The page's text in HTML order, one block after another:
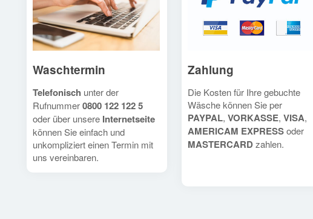
Waschtermin
Telefonisch unter der
Rufnummer0800 122 122 5
oder über unsere Internetseite
können Sie einfach und
unkompliziert einen Termin mit
uns vereinbaren.
Zahlung
Die Kosten für Ihre gebuchte
Wäsche können Sie per
PAYPAL, VORKASSE, VISA,
AMERICAM EXPRESSoder
MASTERCARDzahlen.